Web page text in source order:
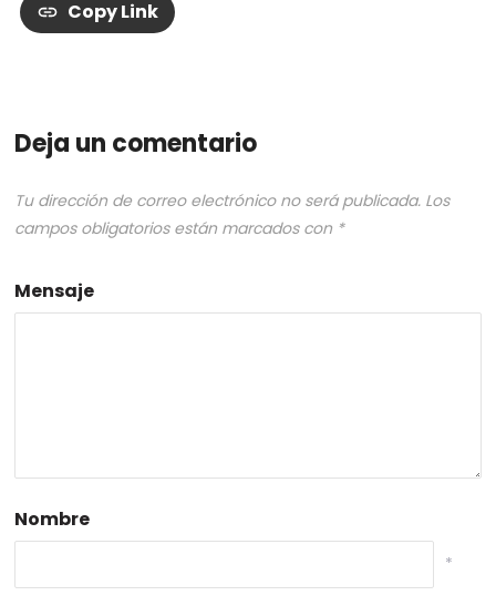
Copy Link
Deja un comentario
Tu dirección de correo electrónico no será publicada. Los
campos obligatorios están marcados con *
Mensaje
Nombre
*